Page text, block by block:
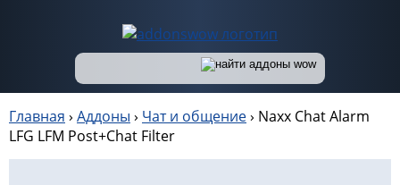
Главная › Аддоны › Чат и общение› Naxx Chat Alarm
LFG LFM Post+Chat Filter